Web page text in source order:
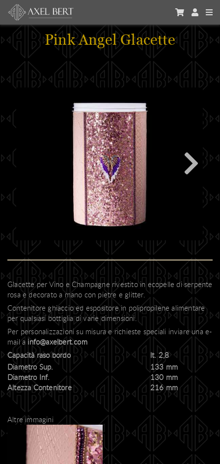
Pink Angel Glacette
Glacette per Vino e Champagne rivestito in ecopelle di serpente
rosa e decorato a mano con pietre e glitter.
Contenitore ghiaccio ed espositore in polipropilene alimentare
per qualsiasi bottiglia di varie dimensioni.
Per personalizzazioni su misura e richieste speciali inviare una e-
mail a info@axelbert.com
Capacità raso bordo
lt. 2,8
Diametro Sup.
133 mm
Diametro Inf.
130 mm
Altezza Contenitore
216 mm
Altre immagini